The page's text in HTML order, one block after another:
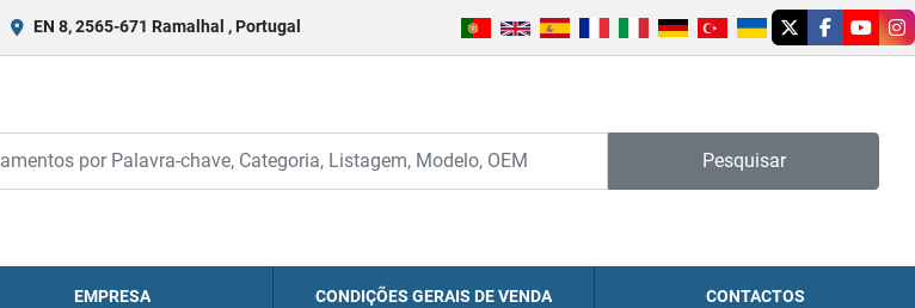
EN 8, 2565-671 Ramalhal , Portugal
twitterfacebook
Pesquisar
EMPRESA CONDIÇÕES GERAIS DE VENDA CONTACTOS